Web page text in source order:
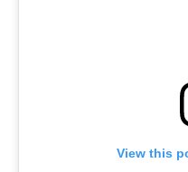
View this